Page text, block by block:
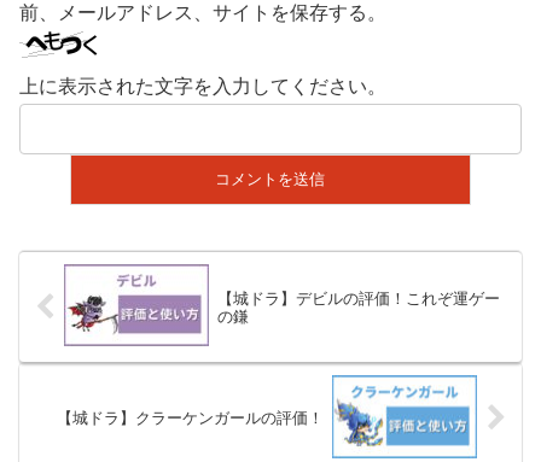
前、メールアドレス、サイトを保存する。
上に表示された文字を入力してください。
【城ドラ】デビルの評価！これぞ運ゲー
の鎌
【城ドラ】クラーケンガールの評価！